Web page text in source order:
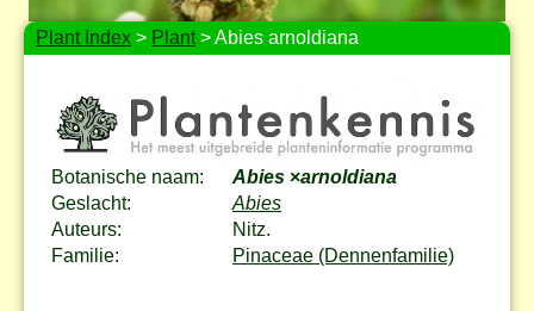
Plant Index > Plant> Abies arnoldiana
Botanische naam: Abies ×arnoldiana
Geslacht:
Abies
Auteurs:
Nitz.
Familie:
Pinaceae (Dennenfamilie)